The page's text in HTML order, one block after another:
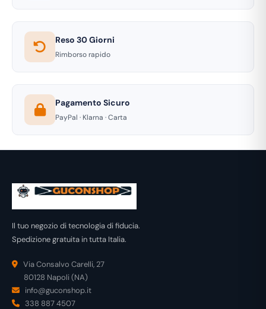
Reso 30 Giorni
Rimborso rapido
Pagamento Sicuro
PayPal · Klarna · Carta
Il tuo negozio di tecnologia di fiducia.
Spedizione gratuita in tutta Italia.
Via Consalvo Carelli, 27
80128 Napoli (NA)
info@guconshop.it
338 887 4507